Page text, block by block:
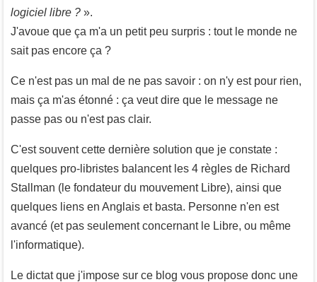
logiciel libre ? ».
J'avoue que ça m'a un petit peu surpris : tout le monde ne
sait pas encore ça ?
Ce n'est pas un mal de ne pas savoir : on n'y est pour rien,
mais ça m'as étonné : ça veut dire que le message ne
passe pas ou n'est pas clair.
C'est souvent cette dernière solution que je constate :
quelques pro-libristes balancent les 4 règles de Richard
Stallman (le fondateur du mouvement Libre), ainsi que
quelques liens en Anglais et basta. Personne n'en est
avancé (et pas seulement concernant le Libre, ou même
l'informatique).
Le dictat que j'impose sur ce blog vous propose donc une